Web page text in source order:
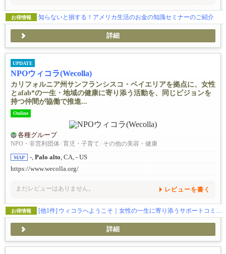
お得情報 知らないと損する！アメリカ生活のお金の知識セミナーのご紹介
詳細
UPDATE
NPOウィコラ(Wecolla)
カリフォルニア州サンフランシスコ・ベイエリアを拠点に、女性
とafab*の一生・地域の健康に寄り添う活動を、同じビジョンを
持つ仲間が協働で推進...
Online
各種グループ
NPO・非営利団体 /育児・子育て / その他の美容・健康
MAP -, Palo alto, CA, - US
https://www.wecolla.org/
まだレビューはありません。 レビューを書く
お得情報 [他1件] ウィコラへようこそ｜女性の一生に寄り添うサポートコミュニティ
詳細